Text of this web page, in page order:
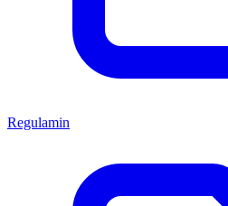
Regulamin